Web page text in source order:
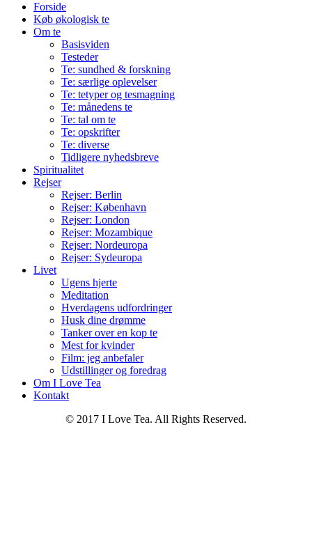
Forside
Køb økologisk te
Om te
Basisviden
Testeder
Te: sundhed & forskning
Te: særlige oplevelser
Te: tetyper og tesmagning
Te: månedens te
Te: tal om te
Te: opskrifter
Te: diverse
Tidligere nyhedsbreve
Spiritualitet
Rejser
Rejser: Berlin
Rejser: København
Rejser: London
Rejser: Mozambique
Rejser: Nordeuropa
Rejser: Sydeuropa
Livet
Ugens hjerte
Meditation
Hverdagens udfordringer
Husk dine drømme
Tanker over en kop te
Mest for kvinder
Film: jeg anbefaler
Udstillinger og foredrag
Om I Love Tea
Kontakt
© 2017 I Love Tea. All Rights Reserved.